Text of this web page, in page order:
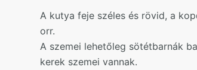
A kutya feje széles és rövid, a
orr.
A szemei lehetőleg sötétbarnák
kerek szemei vannak.